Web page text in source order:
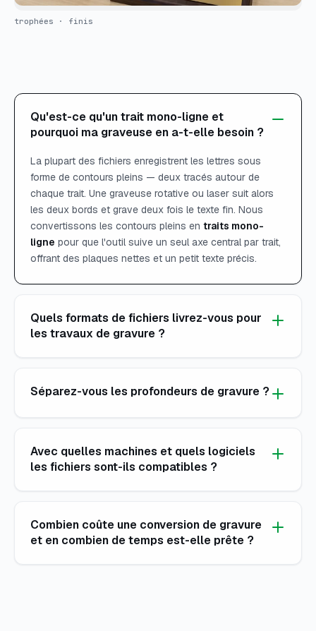
trophées · finis
Qu'est-ce qu'un trait mono-ligne et
pourquoi ma graveuse en a-t-elle besoin ?
La plupart des fichiers enregistrent les lettres sous
forme de contours pleins — deux tracés autour de
chaque trait. Une graveuse rotative ou laser suit alors
les deux bords et grave deux fois le texte fin. Nous
convertissons les contours pleins en traits mono-
ligne pour que l'outil suive un seul axe central par trait,
offrant des plaques nettes et un petit texte précis.
Quels formats de fichiers livrez-vous pour
les travaux de gravure ?
Séparez-vous les profondeurs de gravure ?
Avec quelles machines et quels logiciels
les fichiers sont-ils compatibles ?
Combien coûte une conversion de gravure
et en combien de temps est-elle prête ?